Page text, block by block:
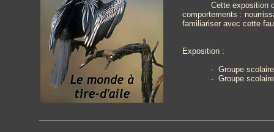
Cette exposition
comportements :
familiariser avec cette
Exposition :
- Groupe
- Groupe